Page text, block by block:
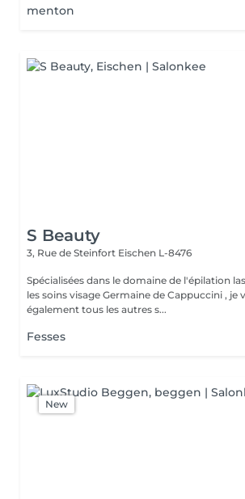
menton
S Beauty
3, Rue de Steinfort Eischen L-8476
Spécialisées dans le domaine de l'épilation
les soins visage Germaine de Cappuccini , je
également tous les autres s...
Fesses
New